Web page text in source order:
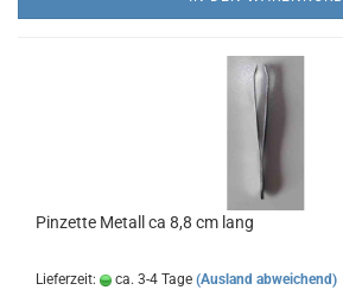
Pinzette Metall ca 8,8 cm lang
Lieferzeit: ca. 3-4 Tage (Ausland abweichend)